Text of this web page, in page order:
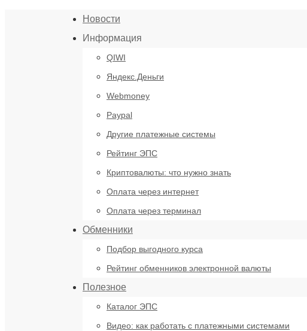
Новости
Информация
QIWI
Яндекс.Деньги
Webmoney
Paypal
Другие платежные системы
Рейтинг ЭПС
Криптовалюты: что нужно знать
Оплата через интернет
Оплата через терминал
Обменники
Подбор выгодного курса
Рейтинг обменников электронной валюты
Полезное
Каталог ЭПС
Видео: как работать с платежными системами